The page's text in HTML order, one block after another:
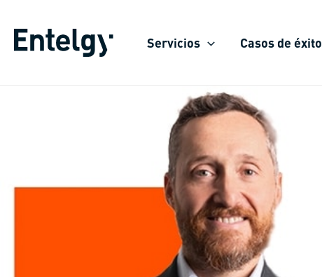
contenido
Servicios Casos de éxito